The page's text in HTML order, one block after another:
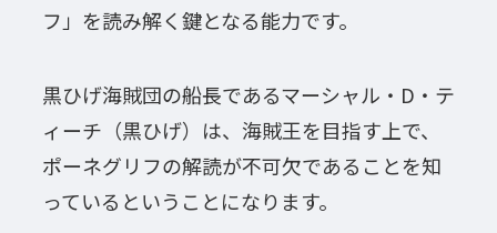
フ」を読み解く鍵となる能力です。
黒ひげ海賊団の船長であるマーシャル・D・テ
ィーチ（黒ひげ）は、海賊王を目指す上で、
ポーネグリフの解読が不可欠であることを知
っているということになります。